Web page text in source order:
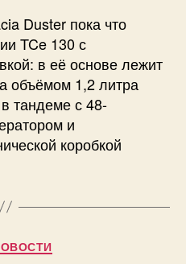
Duster пока что
TCe 130 с
в её основе лежит
объёмом 1,2 литра
тандеме с 48-
и
коробкой
Рубрики